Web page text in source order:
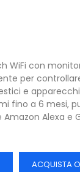
WiFi con
per
e
fino a 6 mesi,
Alexa e
ACQUISTA